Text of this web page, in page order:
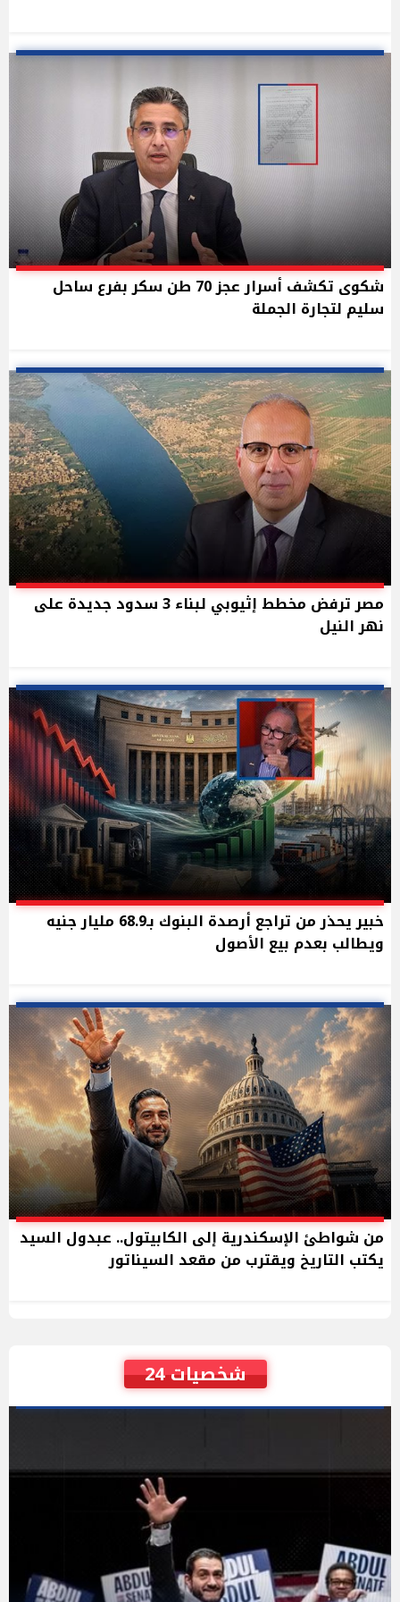
شكوى تكشف أسرار عجز 70 طن سكر بفرع ساحل
سليم لتجارة الجملة
مصر ترفض مخطط إثيوبي لبناء 3 سدود جديدة على
نهر النيل
خبير يحذر من تراجع أرصدة البنوك بـ68.9 مليار جنيه
ويطالب بعدم بيع الأصول
من شواطئ الإسكندرية إلى الكابيتول.. عبدول السيد
يكتب التاريخ ويقترب من مقعد السيناتور
شخصيات 24